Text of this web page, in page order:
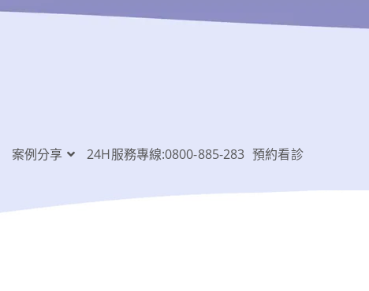
案例分享 24H服務專線:0800-885-283 預約看診